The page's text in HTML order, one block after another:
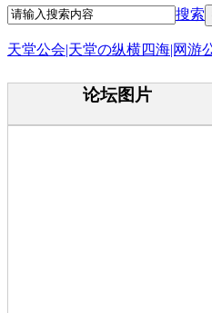
搜索
天堂公会|天堂の纵横四海|网游
论坛图片